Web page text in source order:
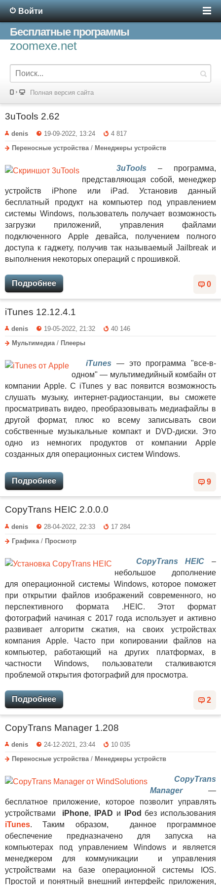
Войти
Бесплатные программы
zoomexe.net
Полная версия сайта
3uTools 2.62
denis 19-09-2022, 13:24
4 817
Переносные устройства / Менеджеры устройств
3uTools – программа,
представляющая собой, менеджер
устройств iPhone или iPad. Установив данный
бесплатный продукт на компьютер под управлением
системы Windows, пользователь получает возможность
загрузки приложений, управления файлами
подключенного Apple девайса, получением полного
доступа к гаджету, получив так называемый Jailbreak и
выполнения некоторых операций с прошивкой.
0
Подробнее
iTunes 12.12.4.1
denis 19-05-2022, 21:32
40 146
Мультимедиа/ Плееры
iTunes — это программа "все-в-
одном" — мультимедийный комбайн от
компании Apple. С iTunes у вас появится возможность
слушать музыку, интернет-радиостанции, вы сможете
просматривать видео, преобразовывать медиафайлы в
другой формат, плюс ко всему записывать свои
собственные музыкальные компакт и DVD-диски. Это
одно из немногих продуктов от компании Apple
созданных для операционных систем Windows.
9
Подробнее
CopyTrans HEIC 2.0.0.0
denis 28-04-2022, 22:33
17 284
Графика / Просмотр
CopyTrans HEIC –
небольшое дополнение
для операционной системы Windows, которое поможет
при открытии файлов изображений современного, но
перспективного формата .HEIC. Этот формат
фотографий начиная с 2017 года использует и активно
развивает алгоритм сжатия, на своих устройствах
компания Apple. Часто при копировании файлов на
компьютер, работающий на других платформах, в
частности Windows, пользователи сталкиваются
проблемой открытия фотографий для просмотра.
2
Подробнее
CopyTrans Manager 1.208
denis 24-12-2021, 23:44
10 035
Переносные устройства/ Менеджеры устройств
CopyTrans
Manager—
бесплатное приложение, которое позволит управлять
устройствами iPhone, IPAD и IPod без использования
iTunes. Таким образом, данное программное
обеспечение предназначено для запуска на
компьютерах под управлением Windows и является
менеджером для коммуникации и управления
устройствами на базе операционной системы IOS.
Простой и понятный внешний интерфейс приложения,